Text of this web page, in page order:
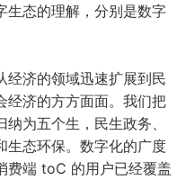
生态的理解，分别是数字
经济的领域迅速扩展到民
经济的方方面面。我们把
为五个生，民生政务、
生态环保。数字化的广度
费端 toC 的用户已经覆盖